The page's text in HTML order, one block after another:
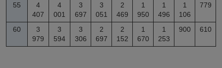
55
4
407
4
001
3
697
3
051
2
469
1
950
1
496
1
106
779
60
3
979
3
594
3
306
2
697
2
152
1
670
1
253
900 610